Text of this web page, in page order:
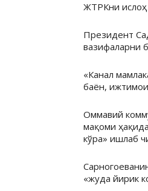
ЖТРКни ислоҳ
Президент
вазифаларни
«Канал
баён,
Оммавий
мақоми
кўра» ишлаб
«жуда йирик